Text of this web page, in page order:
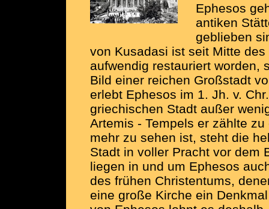
Ephesos
antiken
geblieben
von Kusadasi ist seit Mitte
aufwendig restauriert worden,
Bild einer reichen Großstadt
erlebt Ephesos im 1. Jh. v.
griechischen Stadt außer
Artemis - Tempels er zählte
mehr zu sehen ist, steht die
Stadt in voller Pracht vor dem
liegen in und um Ephesos
des frühen Christentums,
eine große Kirche ein